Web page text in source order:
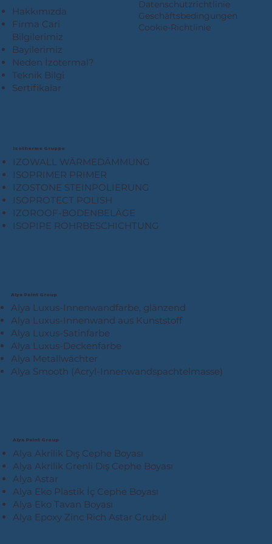
Hakkımızda
Firma Cari
Bilgilerimiz
Bayilerimiz
Neden İzotermal?
Teknik Bilgi
Sertifikalar
Isotherme Gruppe
IZOWALL WÄRMEDÄMMUNG
ISOPRIMER PRIMER
IZOSTONE STEINPOLIERUNG
ISOPROTECT POLISH
IZOROOF-BODENBELÄGE
ISOPIPE ROHRBESCHICHTUNG
Alya Paint Group
Alya Akrilik Dış Cephe Boyası
Alya Akrilik Grenli Dış Cephe Boyası
Alya Astar
Alya Eko Plastik İç Cephe Boyası
Alya Eko Tavan Boyası
Alya Epoxy Zinc Rich Astar GrubuI
Alya Paint Group
Alya Luxus-Innenwandfarbe, glänzend
Alya Luxus-Innenwand aus Kunststoff
Alya Luxus-Satinfarbe
Alya Luxus-Deckenfarbe
Alya Metallwächter
Alya Smooth (Acryl-Innenwandspachtelmasse)
Datenschutzrichtlinie
Geschäftsbedingungen
Cookie-Richtlinie